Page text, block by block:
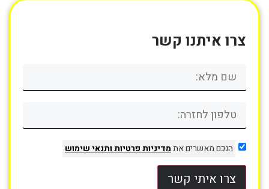
צרו איתנו קשר
הנכם מאשרים אתמדיניות פרטיותותנאי שימוש
צרו איתי קשר